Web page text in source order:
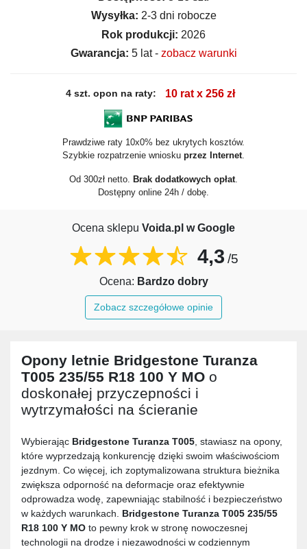
Wysyłka: 2-3 dni robocze
Rok produkcji: 2026
Gwarancja: 5 lat - zobacz warunki
4 szt. opon na raty: 10 rat x 256 zł
Prawdziwe raty 10x0% bez ukrytych kosztów.
Szybkie rozpatrzenie wniosku przez Internet
Od 300zł netto. Brak dodatkowych opłat
Dostępny online 24h / dobę.
Ocena sklepu Voida.pl w Google
4,3 /5
Ocena: Bardzo dobry
Zobacz szczegółowe opinie
Opony letnie Bridgestone Turanza
T005 235/55 R18 100 Y MO o
doskonałej przyczepności i
wytrzymałości na ścieranie
Wybierając Bridgestone Turanza T005, stawiasz na opony,
które wyprzedzają konkurencję dzięki swoim właściwościom
jezdnym. Co więcej, ich zoptymalizowana struktura bieżnika
zwiększa odporność na deformacje oraz efektywnie
odprowadza wodę, zapewniając stabilność i bezpieczeństwo
w każdych warunkach. Bridgestone Turanza T005 235/55
R18 100 Y MO to pewny krok w stronę nowoczesnej
technologii na drodze i niezawodności w codziennym